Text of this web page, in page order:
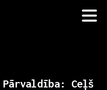
Pārvaldība:
Ceļš